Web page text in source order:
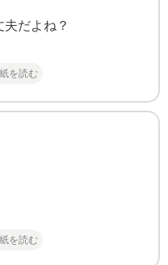
だよね？
を読む
を読む